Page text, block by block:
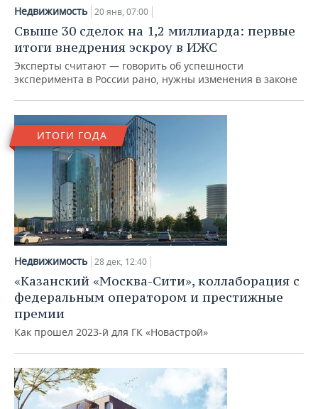
Недвижимость 20 янв, 07:00
Свыше 30 сделок на 1,2 миллиарда: первые
итоги внедрения эскроу в ИЖС
Эксперты считают — говорить об успешности
эксперимента в России рано, нужны изменения в законе
ИТОГИ ГОДА
Недвижимость 28 дек, 12:40
«Казанский «Москва-Сити», коллаборация с
федеральным оператором и престижные
премии
Как прошел 2023-й для ГК «Новастрой»